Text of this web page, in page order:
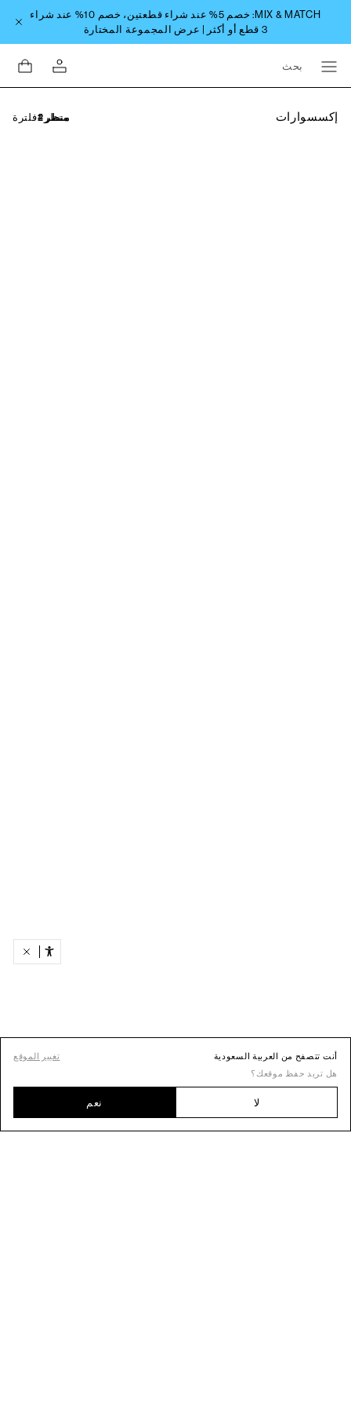
بحث
إكسسوارات فلترة
أنت تتصفح من العربية السعودية
تغيير الموقع
هل تريد حفظ موقعك؟
لا نعم